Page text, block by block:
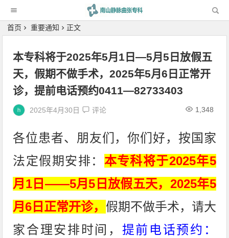
首页 重要通知 正文
本专科将于2025年5月1日—5月5日放假五
天，假期不做手术，2025年5月6日正常开
诊，提前电话预约0411—82733403
2025年4月30日 评论 1,348
各位患者、朋友们，你们好，按国家
法定假期安排： 本专科将于2025年5
月1日——5月5日放假五天，2025年5
月6日正常开诊， 假期不做手术，请大
家合理安排时间， 提前电话预约：